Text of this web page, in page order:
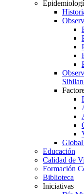
Educación
Calidad de
Formación
Biblioteca
Iniciativas